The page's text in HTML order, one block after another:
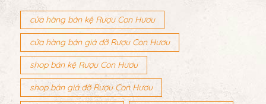
cửa hàng bán kệ Rượu Con Hươu
cửa hàng bán giá đỡ Rượu Con Hươu
shop bán kệ Rượu Con Hươu
shop bán giá đỡ Rượu Con Hươu